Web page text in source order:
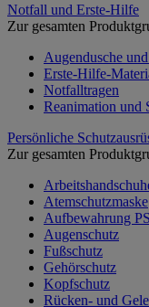
Notfall und Erste-Hilfe
Zur gesamten
Augendusche
Erste-Hilfe-
Notfalltragen
Reanimation und
Persönliche
Zur gesamten
Atemschutzmaske
Aufbewahrung
Augenschutz
Fußschutz
Gehörschutz
Kopfschutz
Rücken- und